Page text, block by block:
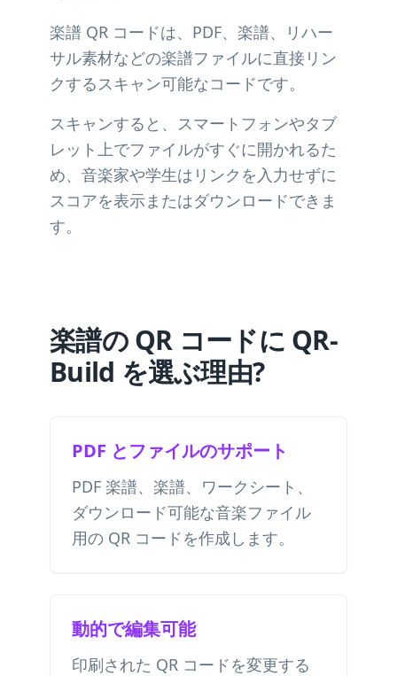
楽譜 QR コードは、PDF、楽譜、リハー
サル素材などの楽譜ファイルに直接リン
クするスキャン可能なコードです。
スキャンすると、スマートフォンやタブ
レット上でファイルがすぐに開かれるた
め、音楽家や学生はリンクを入力せずに
スコアを表示またはダウンロードできま
す。
楽譜の QR コードに QR-
Build を選ぶ理由?
PDF とファイルのサポート
PDF 楽譜、楽譜、ワークシート、
ダウンロード可能な音楽ファイル
用の QR コードを作成します。
動的で編集可能
印刷された QR コードを変更する